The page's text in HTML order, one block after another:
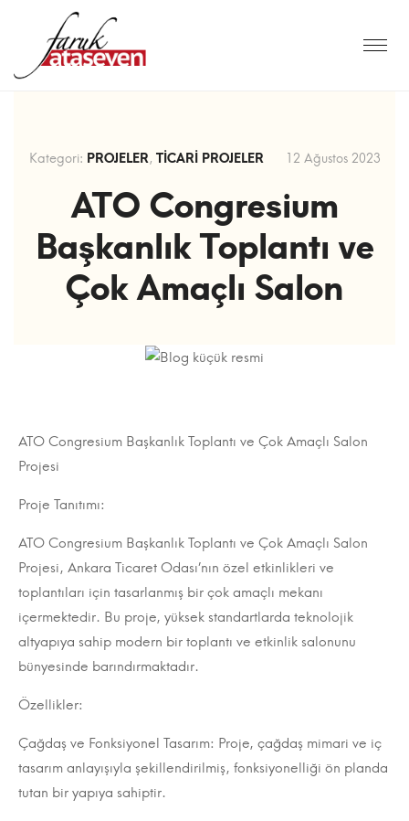
Kategori: PROJELER, TICARI PROJELER 12 Ağustos 2023
ATO Congresium
Başkanlık Toplantı ve
Çok Amaçlı Salon
ATO
Congresium
Başkanlık
Toplantı
ve
Çok
Amaçlı
Salon
ATO Congresium Başkanlık Toplantı ve Çok Amaçlı Salon
Projesi
Proje Tanıtımı:
ATO Congresium Başkanlık Toplantı ve Çok Amaçlı Salon
Projesi, Ankara Ticaret Odası’nın özel etkinlikleri ve
toplantıları için tasarlanmış bir çok amaçlı mekanı
içermektedir. Bu proje, yüksek standartlarda teknolojik
altyapıya sahip modern bir toplantı ve etkinlik salonunu
bünyesinde barındırmaktadır.
Özellikler:
Çağdaş ve Fonksiyonel Tasarım: Proje, çağdaş mimari ve iç
tasarım anlayışıyla şekillendirilmiş, fonksiyonelliği ön planda
tutan bir yapıya sahiptir.